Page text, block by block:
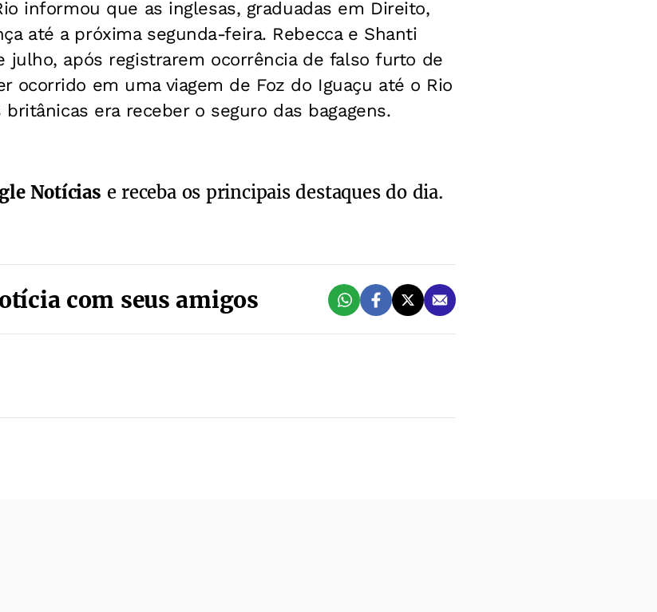
informou que as inglesas, graduadas em Direito,
até a próxima segunda-feira. Rebecca e Shanti
julho, após registrarem ocorrência de falso furto de
ocorrido em uma viagem de Foz do Iguaçu até o Rio
era receber o seguro das bagagens.
Notícias e receba os principais destaques do dia.
com seus amigos